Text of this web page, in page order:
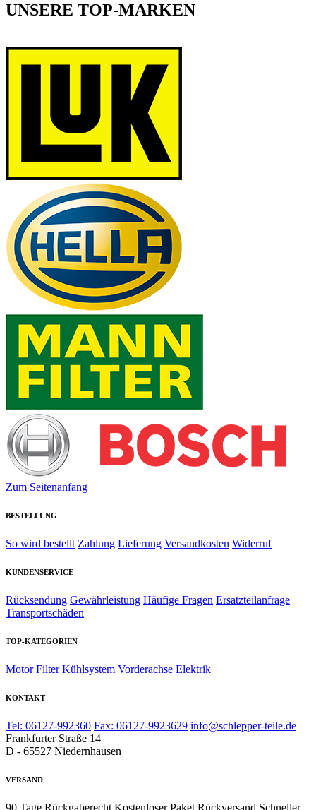
UNSERE TOP-MARKEN
Zum Seitenanfang
BESTELLUNG
So wird bestellt Zahlung Lieferung Versandkosten Widerruf
KUNDENSERVICE
Rücksendung Gewährleistung Häufige Fragen Ersatzteilanfrage
Transportschäden
TOP-KATEGORIEN
Motor Filter Kühlsystem Vorderachse Elektrik
KONTAKT
Tel: 06127-992360 Fax: 06127-9923629 info@schlepper-teile.de
Frankfurter Straße 14
D - 65527 Niedernhausen
VERSAND
90 Tage Rückgaberecht Kostenloser Paket Rückversand Schneller